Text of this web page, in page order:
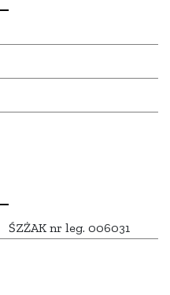
ŚZŻAK nr leg. 006031